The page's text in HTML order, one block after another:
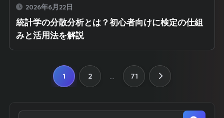
2026年6月22日
統計学の分散分析とは？初心者向けに検定の仕組
みと活用法を解説
1 2 … 71